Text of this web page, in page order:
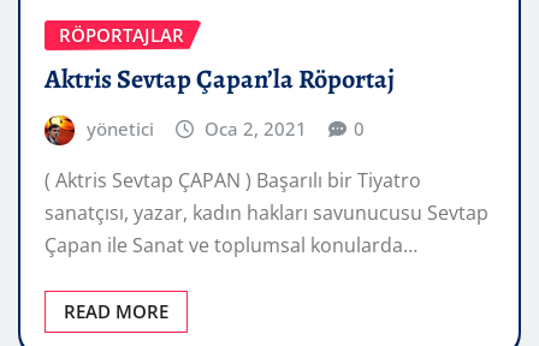
RÖPORTAJLAR
Aktris Sevtap Çapan’la Röportaj
yönetici Oca 2, 2021 0
( Aktris Sevtap ÇAPAN ) Başarılı bir Tiyatro
sanatçısı, yazar, kadın hakları savunucusu Sevtap
Çapan ile Sanat ve toplumsal konularda…
READ MORE